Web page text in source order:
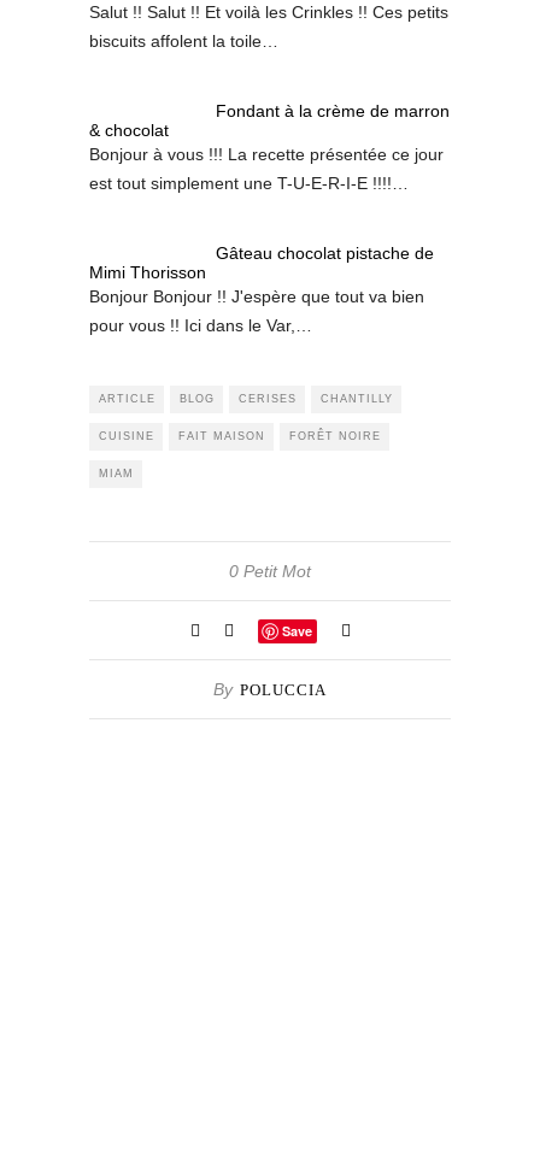
Salut !! Salut !! Et voilà les Crinkles !! Ces petits
biscuits affolent la toile…
Fondant à la crème de marron
& chocolat
Bonjour à vous !!! La recette présentée ce jour
est tout simplement une T-U-E-R-I-E !!!!…
Gâteau chocolat pistache de
Mimi Thorisson
Bonjour Bonjour !! J'espère que tout va bien
pour vous !! Ici dans le Var,…
ARTICLE BLOG CERISES CHANTILLY
CUISINE FAIT MAISON FORÊT NOIRE
MIAM
0 Petit Mot
Save
By POLUCCIA